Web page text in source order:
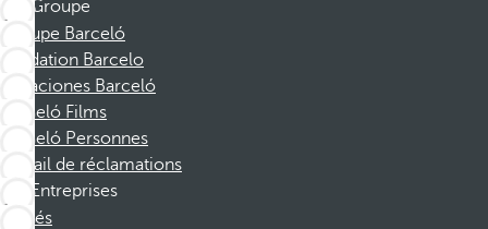
Groupe
Groupe Barceló
Fondation Barcelo
Vacaciones Barceló
Barceló Films
Barceló Personnes
Portail de réclamations
Entreprises
Affiliés